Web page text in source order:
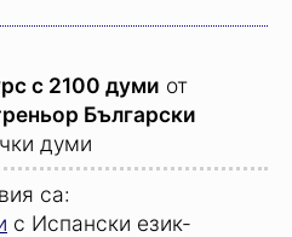
с 2100 думи от
Български
думи
са:
с Испански език-